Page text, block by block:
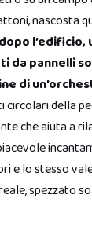
nascosta
l’edificio,
da pannelli
di
della
che aiuta a
e lo stesso
spezzato